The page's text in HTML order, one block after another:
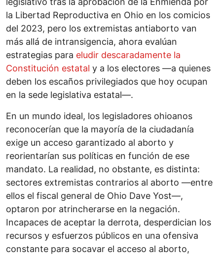
la Libertad Reproductiva en Ohio en los comicios
del 2023, pero los extremistas antiaborto van
más allá de intransigencia, ahora evalúan
estrategias para eludir descaradamente la
Constitución estatal y a los electores —a quienes
deben los escaños privilegiados que hoy ocupan
en la sede legislativa estatal—.
En un mundo ideal, los legisladores ohioanos
reconocerían que la mayoría de la ciudadanía
exige un acceso garantizado al aborto y
reorientarían sus políticas en función de ese
mandato. La realidad, no obstante, es distinta:
sectores extremistas contrarios al aborto —entre
ellos el fiscal general de Ohio Dave Yost—,
optaron por atrincherarse en la negación.
Incapaces de aceptar la derrota, desperdician los
recursos y esfuerzos públicos en una ofensiva
constante para socavar el acceso al aborto,